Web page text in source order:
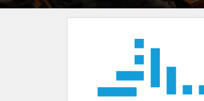
021-22021030
021-22021040
@alireza.mehrabii
@alirezamehrabi_com
@alirezamehrabi_official